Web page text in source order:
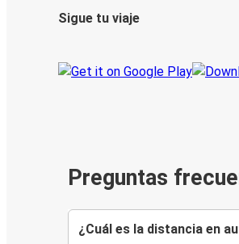
Sigue tu viaje
Preguntas
¿Cuál es la distancia en